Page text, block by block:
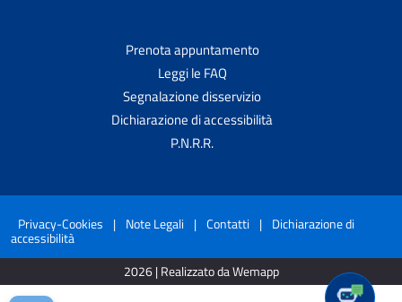
Prenota appuntamento
Leggi le FAQ
Segnalazione disservizio
Dichiarazione di accessibilità
P.N.R.R.
Privacy-Cookies | Note Legali | Contatti | Dichiarazione di
accessibilità
2026 | Realizzato da Wemapp